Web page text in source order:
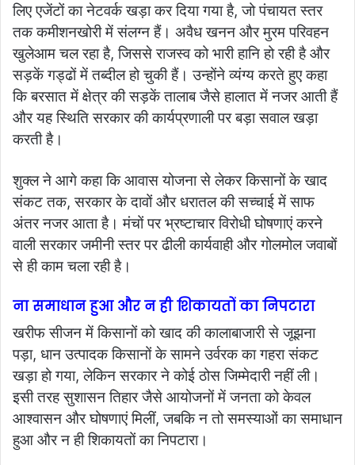
लिए एजेंटों का नेटवर्क खड़ा कर दिया गया है, जो पंचायत स्तर
तक कमीशनखोरी में संलग्न हैं। अवैध खनन और मुरम परिवहन
खुलेआम चल रहा है, जिससे राजस्व को भारी हानि हो रही है और
सड़कें गड्ढों में तब्दील हो चुकी हैं। उन्होंने व्यंग्य करते हुए कहा
कि बरसात में क्षेत्र की सड़कें तालाब जैसे हालात में नजर आती हैं
और यह स्थिति सरकार की कार्यप्रणाली पर बड़ा सवाल खड़ा
करती है।
शुक्ल ने आगे कहा कि आवास योजना से लेकर किसानों के खाद
संकट तक, सरकार के दावों और धरातल की सच्चाई में साफ
अंतर नजर आता है। मंचों पर भ्रष्टाचार विरोधी घोषणाएं करने
वाली सरकार जमीनी स्तर पर ढीली कार्यवाही और गोलमोल जवाबों
से ही काम चला रही है।
ना समाधान हुआ और न ही शिकायतों का निपटारा
खरीफ सीजन में किसानों को खाद की कालाबाजारी से जूझना
पड़ा, धान उत्पादक किसानों के सामने उर्वरक का गहरा संकट
खड़ा हो गया, लेकिन सरकार ने कोई ठोस जिम्मेदारी नहीं ली।
इसी तरह सुशासन तिहार जैसे आयोजनों में जनता को केवल
आश्वासन और घोषणाएं मिलीं, जबकि न तो समस्याओं का समाधान
हुआ और न ही शिकायतों का निपटारा।